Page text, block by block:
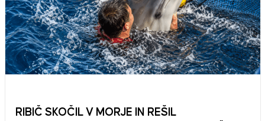
RIBIČ SKOČIL V MORJE IN REŠIL